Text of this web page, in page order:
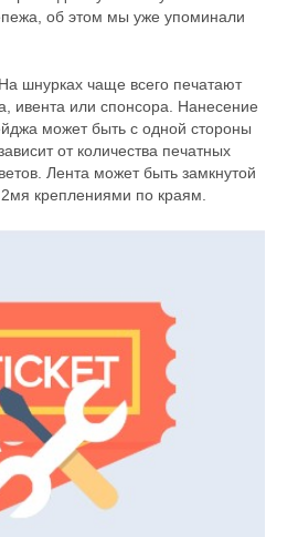
об этом мы уже упоминали
шнурках чаще всего печатают
ивента или спонсора. Нанесение
может быть с одной стороны
от количества печатных
Лента может быть замкнутой
креплениями по краям.